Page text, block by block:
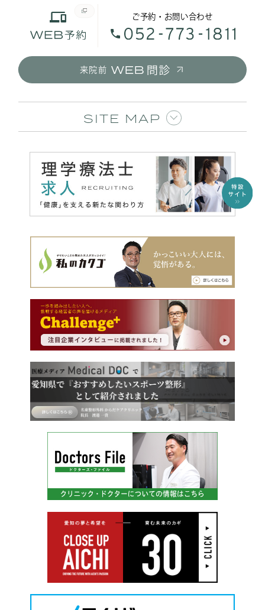
ご予約・お問い合わせ
来院前
SITE MAP